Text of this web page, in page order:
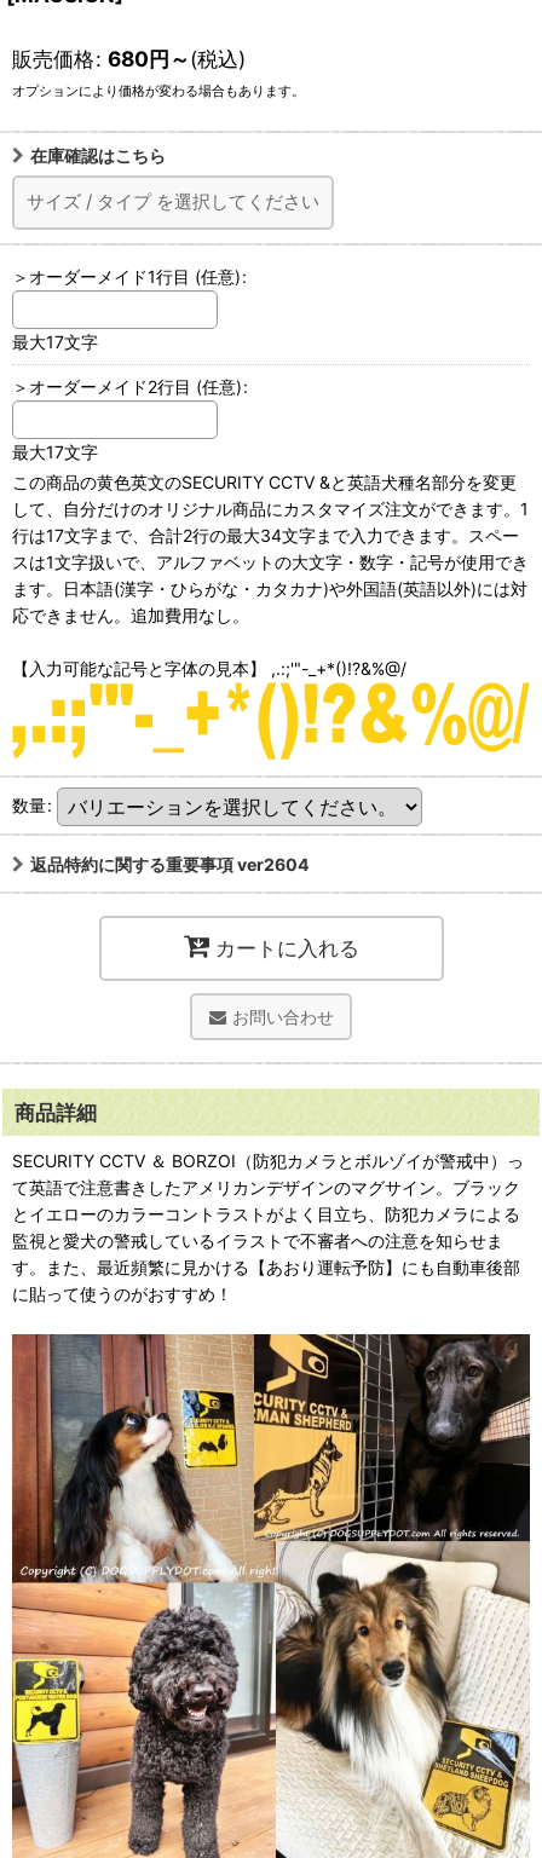
販売価格: 680円～(税込)
オプションにより価格が変わる場合もあります。
在庫確認はこちら
サイズ / タイプ を選択してください
＞オーダーメイド1行目 (任意):
最大17文字
＞オーダーメイド2行目 (任意):
最大17文字
この商品の黄色英文のSECURITY CCTV &と英語犬種名部分を変更
して、自分だけのオリジナル商品にカスタマイズ注文ができます。1
行は17文字まで、合計2行の最大34文字まで入力できます。スペー
スは1文字扱いで、アルファベットの大文字・数字・記号が使用でき
ます。日本語(漢字・ひらがな・カタカナ)や外国語(英語以外)には対
応できません。追加費用なし。
【入力可能な記号と字体の見本】 ,.:;'"-_+*()!?&%@/
数量:
返品特約に関する重要事項 ver2604
カートに入れる
お問い合わせ
商品詳細
SECURITY CCTV ＆ BORZOI（防犯カメラとボルゾイが警戒中）っ
て英語で注意書きしたアメリカンデザインのマグサイン。ブラック
とイエローのカラーコントラストがよく目立ち、防犯カメラによる
監視と愛犬の警戒しているイラストで不審者への注意を知らせま
す。また、最近頻繁に見かける【あおり運転予防】にも自動車後部
に貼って使うのがおすすめ！